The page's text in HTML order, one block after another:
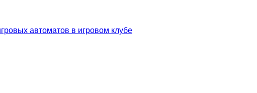
автоматов в игровом клубе